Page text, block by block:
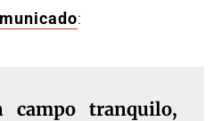
:
campo tranquilo,